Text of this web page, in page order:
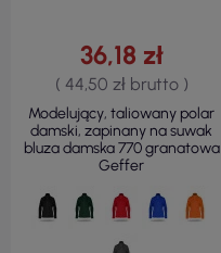
36,18 zł
( 44,50 zł brutto )
Modelujący, taliowany polar
damski, zapinany na suwak
bluza damska 770 granatowa
Geffer